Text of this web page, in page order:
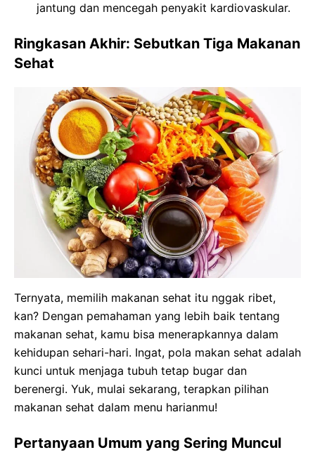
jantung dan mencegah penyakit kardiovaskular.
Ringkasan Akhir: Sebutkan Tiga Makanan
Sehat
Ternyata, memilih makanan sehat itu nggak ribet,
kan? Dengan pemahaman yang lebih baik tentang
makanan sehat, kamu bisa menerapkannya dalam
kehidupan sehari-hari. Ingat, pola makan sehat adalah
kunci untuk menjaga tubuh tetap bugar dan
berenergi. Yuk, mulai sekarang, terapkan pilihan
makanan sehat dalam menu harianmu!
Pertanyaan Umum yang Sering Muncul